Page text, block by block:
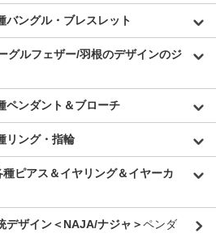
バングル・ブレスレット
グルフェザー/羽根のデザインのジ
ペンダント＆ブローチ
リング・指輪
ピアス＆イヤリング＆イヤーカ
デザイン＜NAJA/ナジャ＞ペンダ